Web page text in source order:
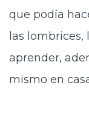
que podía
las lombrices,
aprender,
mismo en